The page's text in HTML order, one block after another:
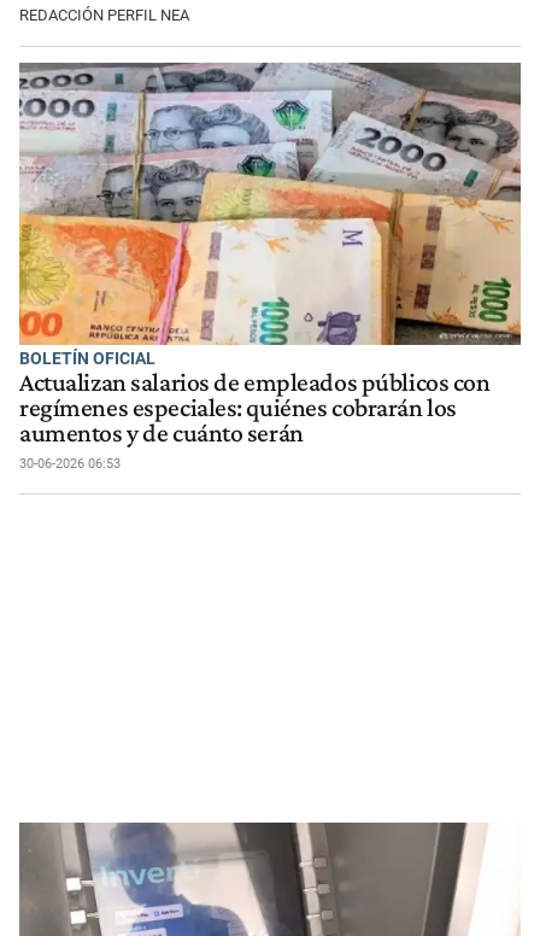
REDACCIÓN PERFIL NEA
BOLETÍN OFICIAL
Actualizan salarios de empleados públicos con
regímenes especiales: quiénes cobrarán los
aumentos y de cuánto serán
30-06-2026 06:53